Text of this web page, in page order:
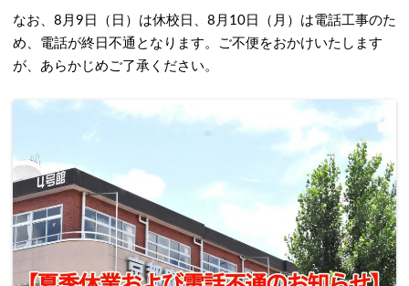
なお、8月9日（日）は休校日、8月10日（月）は電話工事のた
め、電話が終日不通となります。ご不便をおかけいたします
が、あらかじめご了承ください。